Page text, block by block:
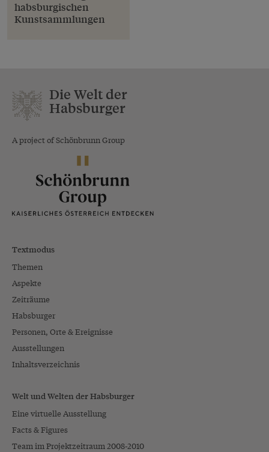
habsburgischen
Kunstsammlungen
Die Welt der
Habsburger
A project of Schönbrunn Group
Textmodus
Themen
Aspekte
Zeiträume
Habsburger
Personen, Orte & Ereignisse
Ausstellungen
Inhaltsverzeichnis
Welt und Welten der Habsburger
Eine virtuelle Ausstellung
Facts & Figures
Team im Projektzeitraum 2008-2010